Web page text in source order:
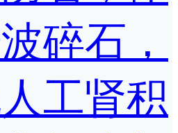
碎石，
工肾积